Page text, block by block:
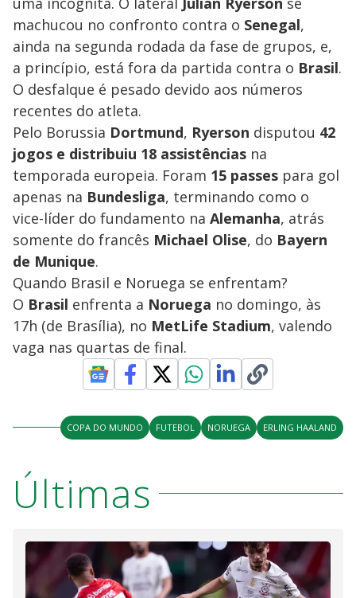
machucou no confronto contra o Senegal,
ainda na segunda rodada da fase de grupos, e,
a princípio, está fora da partida contra o Brasil.
O desfalque é pesado devido aos números
recentes do atleta.
Pelo Borussia Dortmund, Ryerson disputou 42
jogos e distribuiu 18 assistências na
temporada europeia. Foram 15 passes para gol
apenas na Bundesliga, terminando como o
vice-líder do fundamento na Alemanha, atrás
somente do francês Michael Olise, do Bayern
de Munique.
Quando Brasil e Noruega se enfrentam?
O Brasil enfrenta a Noruega no domingo, às
17h (de Brasília), no MetLife Stadium, valendo
vaga nas quartas de final.
COPA DO MUNDO FUTEBOL NORUEGA ERLING HAALAND
Últimas